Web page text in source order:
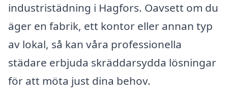
industristädning i Hagfors. Oavsett om du
äger en fabrik, ett kontor eller annan typ
av lokal, så kan våra professionella
städare erbjuda skräddarsydda lösningar
för att möta just dina behov.